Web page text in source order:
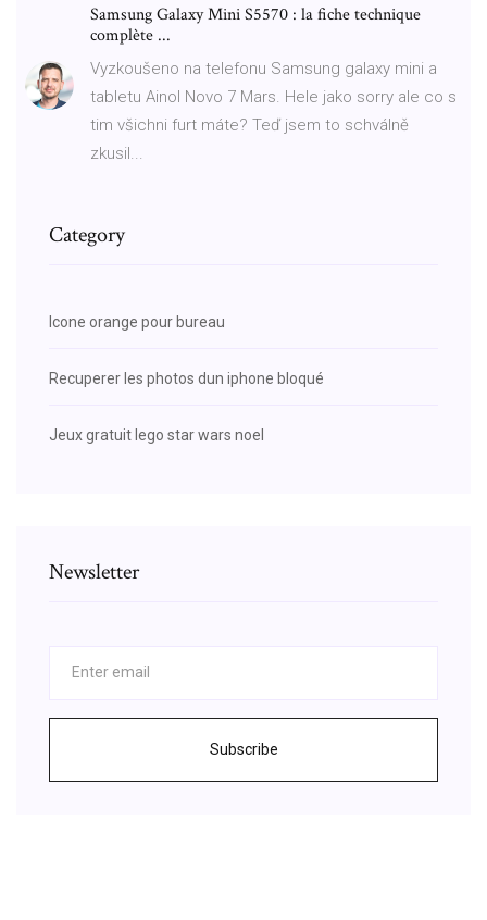
Samsung Galaxy Mini S5570 : la fiche technique
complète ...
Vyzkoušeno na telefonu Samsung galaxy mini a
tabletu Ainol Novo 7 Mars. Hele jako sorry ale co s
tim všichni furt máte? Teď jsem to schválně
zkusil...
Category
Icone orange pour bureau
Recuperer les photos dun iphone bloqué
Jeux gratuit lego star wars noel
Newsletter
Subscribe